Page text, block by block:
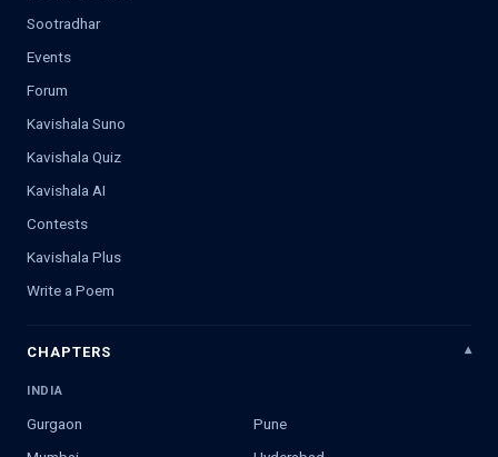
Sootradhar
Events
Forum
Kavishala Suno
Kavishala Quiz
Kavishala AI
Contests
Kavishala Plus
Write a Poem
CHAPTERS
INDIA
Gurgaon
Pune